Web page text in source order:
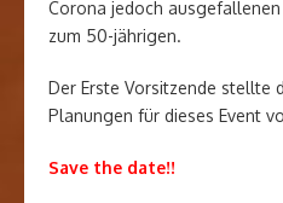
Corona jedoch
zum 50-jährigen.
Der Erste Vorsitzende stellte
Planungen für dieses Event
Save the date!!